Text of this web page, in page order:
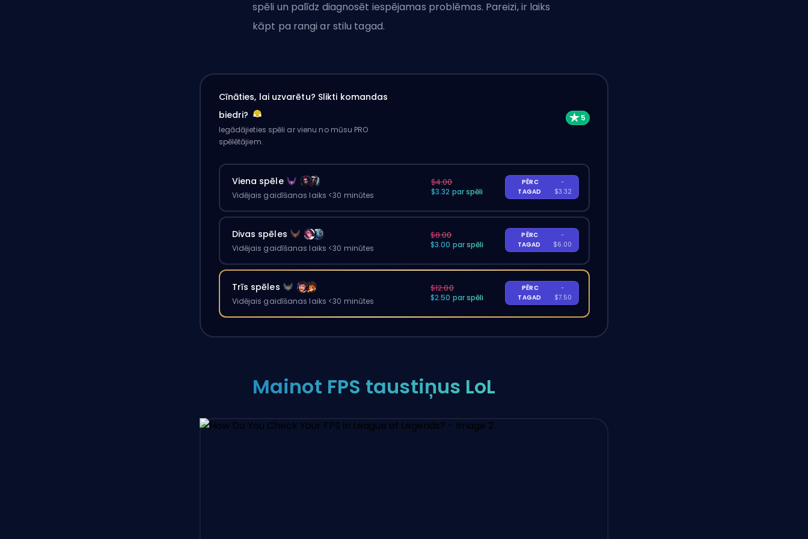
spēli un palīdz diagnosēt iespējamas problēmas. Pareizi, ir laiks
kāpt pa rangi ar stilu tagad.
Cīnāties, lai uzvarētu? Slikti komandas
biedri?
Iegādājieties spēli ar vienu no mūsu PRO
spēlētājiem.
Viena spēle
Vidējais gaidīšanas laiks <30 minūtes
$4.00
$3.32 par spēli
PĒRC
TAGAD
-
$3.32
Divas spēles
Vidējais gaidīšanas laiks <30 minūtes
$8.00
$3.00 par spēli
PĒRC
TAGAD
-
$6.00
Trīs spēles
Vidējais gaidīšanas laiks <30 minūtes
$12.00
$2.50 par spēli
PĒRC
TAGAD
-
$7.50
Mainot FPS taustiņus LoL